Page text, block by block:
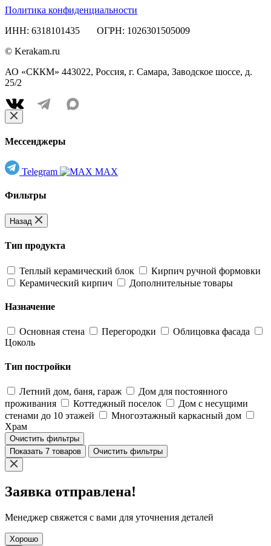
Политика конфиденциальности
ИНН: 6318101435 ОГРН: 1026301505009
© Kerakam.ru
АО «СККМ» 443022, Россия, г. Самара, Заводское шоссе, д.
25/2
Мессенджеры
Telegram MAX
Фильтры
Назад
Тип продукта
Теплый керамический блок
Кирпич ручной формовки
Керамический кирпич
Дополнительные товары
Назначение
Основная стена Перегородки
Облицовка фасада
Цоколь
Тип постройки
Летний дом, баня, гараж
Дом для постоянного
проживания
Коттеджный поселок
Дом с несущими
стенами до 10 этажей
Многоэтажный каркасный дом
Храм
Очистить фильтры
Показать 7 товаров
Очистить фильтры
Заявка отправлена!
Менеджер свяжется с вами для уточнения деталей
Хорошо